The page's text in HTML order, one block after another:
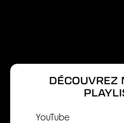
DÉCOUVREZ
YouTube